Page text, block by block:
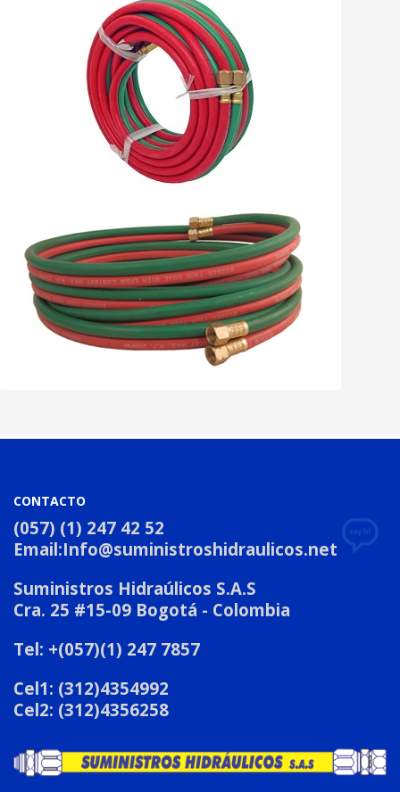
CONTACTO
(057) (1) 247 42 52
Email:Info@suministroshidraulicos.net
Suministros Hidraúlicos S.A.S
Cra. 25 #15-09 Bogotá - Colombia
Tel: +(057)(1) 247 7857
Cel1: (312)4354992
Cel2: (312)4356258